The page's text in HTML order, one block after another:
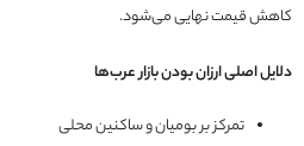
کاهش قیمت نهایی می‌شود.
دلایل اصلی ارزان بودن بازار عرب‌ها
تمرکز بر بومیان و ساکنین محلی